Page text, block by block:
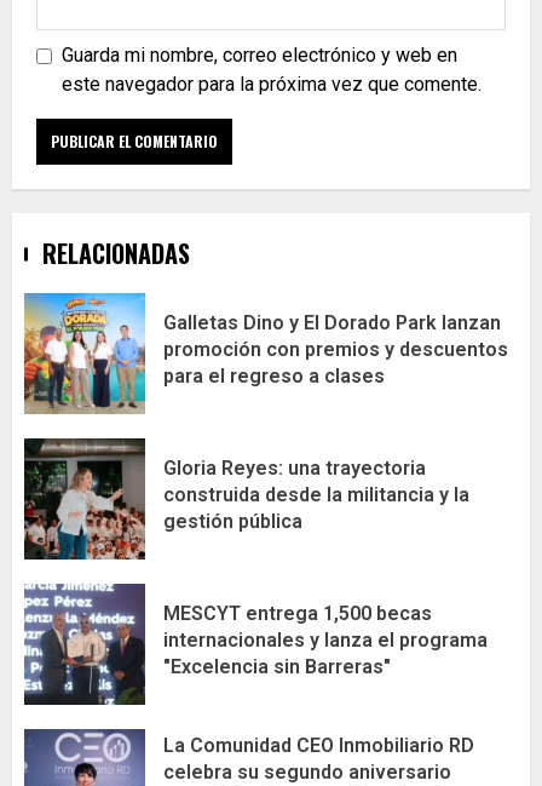
Guarda mi nombre, correo electrónico y web en
este navegador para la próxima vez que comente.
RELACIONADAS
Galletas Dino y El Dorado Park lanzan
promoción con premios y descuentos
para el regreso a clases
Gloria Reyes: una trayectoria
construida desde la militancia y la
gestión pública
MESCYT entrega 1,500 becas
internacionales y lanza el programa
"Excelencia sin Barreras"
La Comunidad CEO Inmobiliario RD
celebra su segundo aniversario